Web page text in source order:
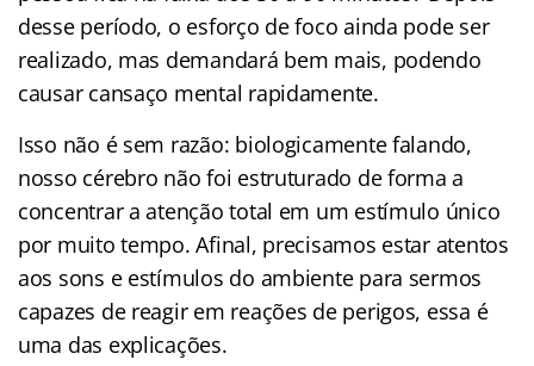
desse período, o esforço de foco ainda pode ser
realizado, mas demandará bem mais, podendo
causar cansaço mental rapidamente.
Isso não é sem razão: biologicamente falando,
nosso cérebro não foi estruturado de forma a
concentrar a atenção total em um estímulo único
por muito tempo. Afinal, precisamos estar atentos
aos sons e estímulos do ambiente para sermos
capazes de reagir em reações de perigos, essa é
uma das explicações.